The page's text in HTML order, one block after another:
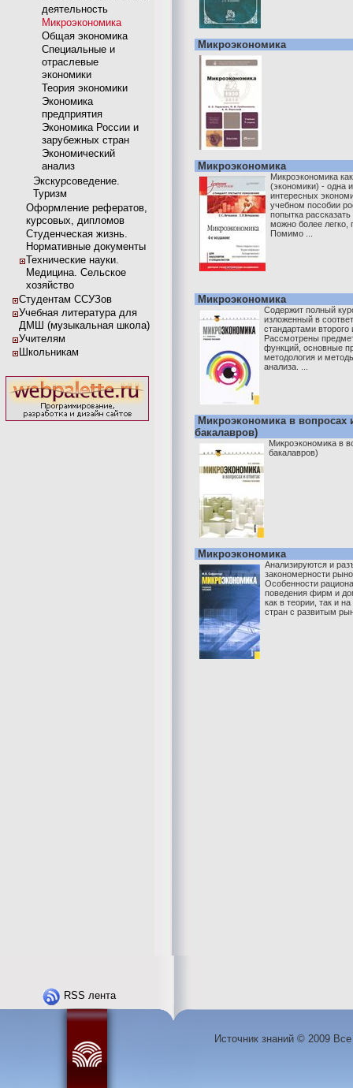
деятельность
Микроэкономика
Общая экономика
Специальные и
отраслевые
экономики
Теория экономики
Экономика
предприятия
Экономика России и
зарубежных стран
Экономический
анализ
Экскурсоведение.
Туризм
Оформление рефератов,
курсовых, дипломов
Студенческая жизнь.
Нормативные документы
Технические науки.
Медицина. Сельское
хозяйство
Студентам ССУЗов
Учебная литература для
ДМШ (музыкальная школа)
Учителям
Школьникам
Микроэкономика
Микроэкономика
Микроэкономика
(экономики) - одна
интересных
учебном пособии
попытка
можно более легко,
Помимо ...
Микроэкономика
Содержит полный
изложенный в
стандартами второго
Рассмотрены
функций, основные
методология и
анализа. ...
Микроэкономика в вопросах
бакалавров)
Микроэкономика в
бакалавров)
Микроэкономика
Анализируются и
закономерности
Особенности
поведения фирм и
как в теории, так и
стран с развитым
RSS лента
Источник знаний © 2009